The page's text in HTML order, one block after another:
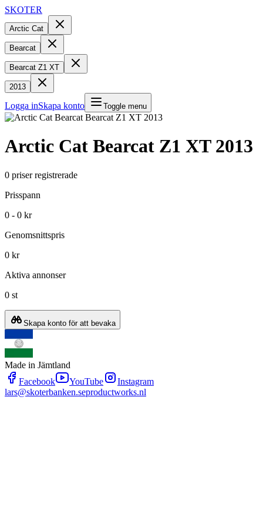
SKOTER
Arctic Cat
Bearcat
Bearcat Z1 XT
2013
Logga inSkapa konto Toggle menu
Arctic Cat Bearcat Z1 XT 2013
0 priser registrerade
Prisspann
0 - 0 kr
Genomsnittspris
0 kr
Aktiva annonser
0 st
Skapa konto för att bevaka
Made in Jämtland
Facebook
YouTube
Instagram
lars@skoterbanken.seproductworks.nl